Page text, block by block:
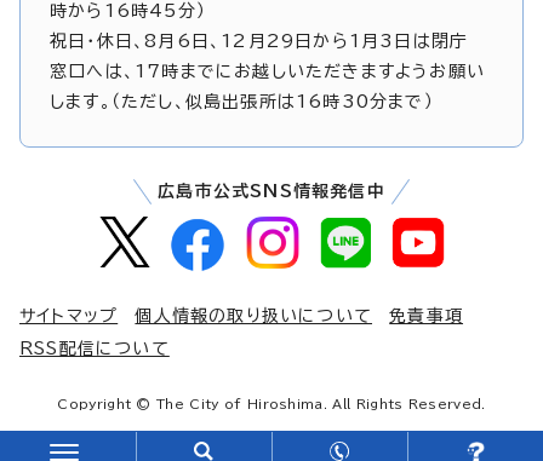
時から16時45分）
祝日・休日、8月6日、12月29日から1月3日は閉庁
窓口へは、17時までにお越しいただきますようお願い
します。（ただし、似島出張所は16時30分まで）
広島市公式SNS情報発信中
サイトマップ 個人情報の取り扱いについて
免責事項
RSS配信について
Copyright © The City of Hiroshima. All Rights Reserved.